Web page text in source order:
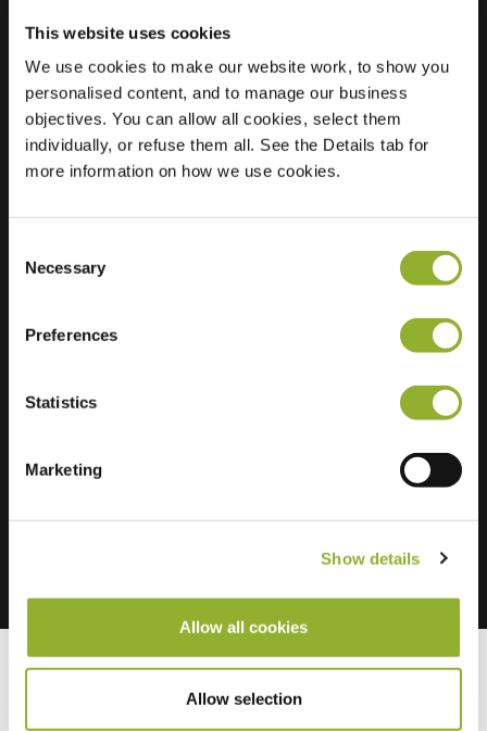
This website uses cookies
We use cookies to make our website work, to show you
personalised content, and to manage our business
objectives. You can allow all cookies, select them
individually, or refuse them all. See the Details tab for
more information on how we use cookies.
Selection
Necessary
Preferences
Statistics
Marketing
Show details
Allow all cookies
Allow selection
Beliggenhed
Blokkenweg 22
6717 AC Ede
Holland